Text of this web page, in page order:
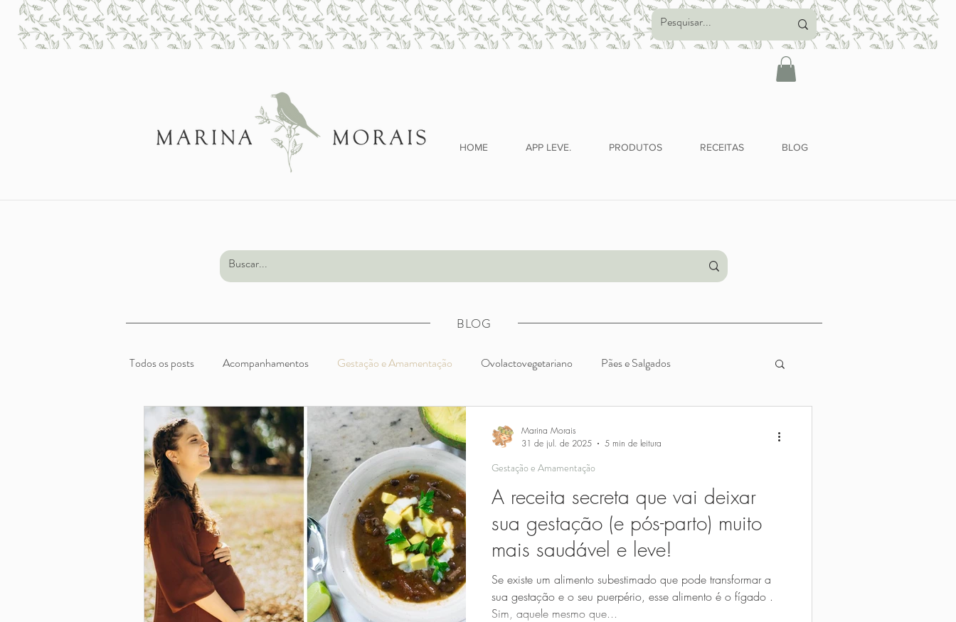
HOME APP LEVE. PRODUTOS RECEITAS BLOG
BLOG
Todos os posts Acompanhamentos Gestação e Amamentação Ovolactovegetariano Pães e Salgados
Pratos Principais Sobremesas Café da Manhã e Lanches
Alimentação Saudável Prato Único Low Carb Sopas Cozinha Receitas Básicas
Saladas Marmitas Nutrição Materno Infantil Receitas para Bebês Receitas para Crianças
Guia dos Alimentos Receitas do Brasil Receitas para Congelar Saudável na Prática Em uma Panela Só
A receita secreta que vai deixar
sua gestação (e pós-parto) muito
mais saudável e leve!
Se existe um alimento subestimado que pode transformar a
sua gestação e o seu puerpério, esse alimento é o fígado .
Sim, aquele mesmo que...
Gestação e Amamentação
Marina Morais
31 de jul. de 2025
5 min de leitura